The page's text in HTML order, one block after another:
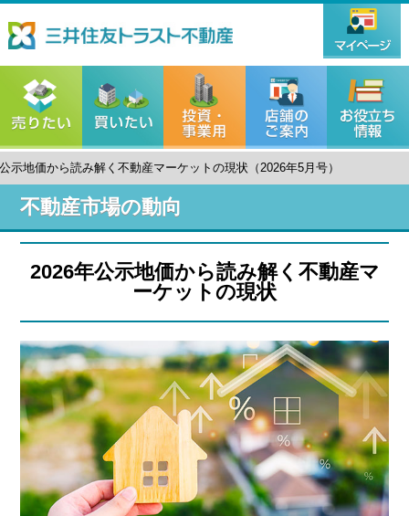
示地価から読み解く不動産マーケットの現状（2026年5月号）
不動産市場の動向
2026年公示地価から読み解く不動産マ
ーケットの現状